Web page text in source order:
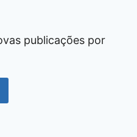
publicações por